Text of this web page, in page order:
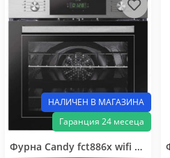
НАЛИЧЕН В МАГАЗИНА
Гаранция 24 месеца
Фурна Candy fct886x wifi пиролиза конвекция